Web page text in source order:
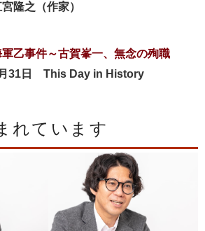
隆之（作家）
軍乙事件～古賀峯一、無念の殉職
31日 This Day in History
れています